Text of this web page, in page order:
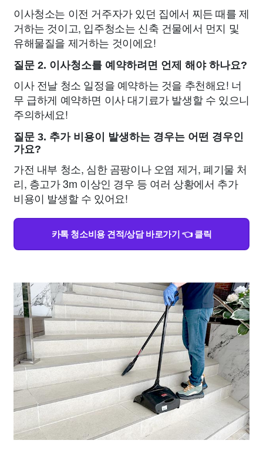
이사청소는 이전 거주자가 있던 집에서 찌든 때를 제
거하는 것이고, 입주청소는 신축 건물에서 먼지 및
유해물질을 제거하는 것이에요!
질문 2. 이사청소를 예약하려면 언제 해야 하나요?
이사 전날 청소 일정을 예약하는 것을 추천해요! 너
무 급하게 예약하면 이사 대기료가 발생할 수 있으니
주의하세요!
질문 3. 추가 비용이 발생하는 경우는 어떤 경우인
가요?
가전 내부 청소, 심한 곰팡이나 오염 제거, 폐기물 처
리, 층고가 3m 이상인 경우 등 여러 상황에서 추가
비용이 발생할 수 있어요!
카톡 청소비용 견적/상담 바로가기 👈 클릭